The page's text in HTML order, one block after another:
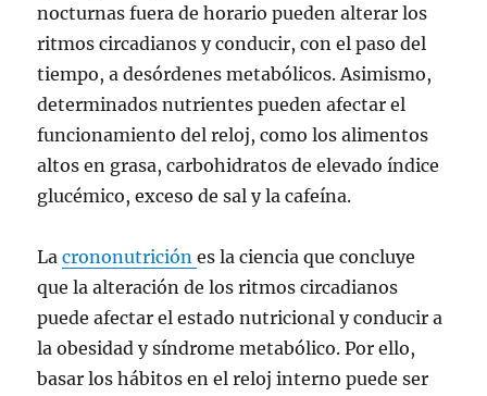
nocturnas fuera de horario pueden alterar los
ritmos circadianos y conducir, con el paso del
tiempo, a desórdenes metabólicos. Asimismo,
determinados nutrientes pueden afectar el
funcionamiento del reloj, como los alimentos
altos en grasa, carbohidratos de elevado índice
glucémico, exceso de sal y la cafeína.
Lacrononutriciónes la ciencia que concluye
que la alteración de los ritmos circadianos
puede afectar el estado nutricional y conducir a
la obesidad y síndrome metabólico. Por ello,
basar los hábitos en el reloj interno puede ser